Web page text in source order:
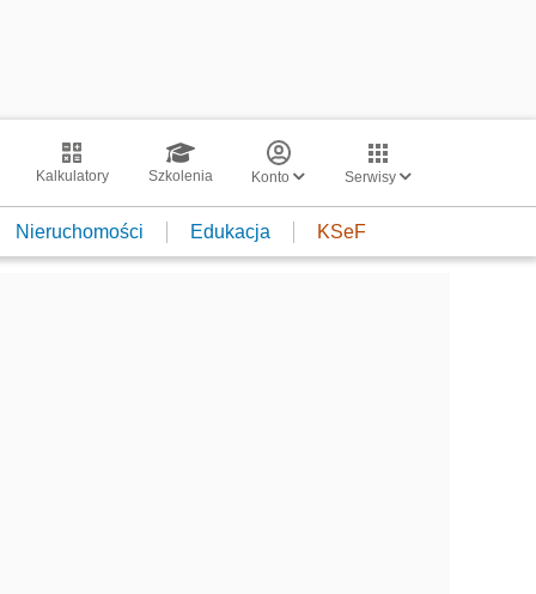
Kalkulatory Szkolenia Konto Serwisy
Nieruchomości Edukacja KSeF